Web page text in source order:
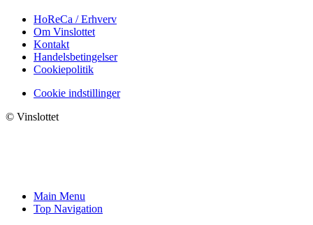
HoReCa / Erhverv
Om Vinslottet
Kontakt
Handelsbetingelser
Cookiepolitik
Cookie indstillinger
© Vinslottet
Main Menu
Top Navigation